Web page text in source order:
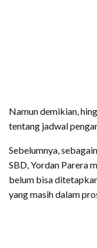
Namun demikian,
tentang jadwal
Sebelumnya,
SBD, Yordan Parera
belum bisa
yang masih dalam